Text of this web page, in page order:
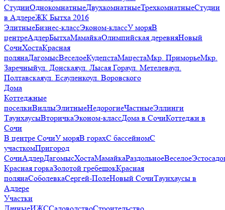
СтудииОднокомнатныеДвухкомнатныеТрехкомнатныеСтудии
в АдлереЖК Бытха 2016
ЭлитныеБизнес-классЭконом-классУ моряВ
центреАдлерБытхаМамайкаОлимпийская деревняНовый
СочиХостаКрасная
полянаДагомысВеселоеКудепстаМацестаМкр. ПриморьеМкр.
Заречныйул. Донскаяул. Лысая Гораул. Метелеваул.
Полтавскаяул. Есауленкоул. Воровского
Дома
Коттеджные
поселкиВиллыЭлитныеНедорогиеЧастныеЭллинги
ТаунхаусыВторичкаЭконом-классДома в СочиКоттеджи в
Сочи
В центре СочиУ моряВ горахС бассейномС
участкомПригород
СочиАдлерДагомысХостаМамайкаРаздольноеВеселое
Красная горкаЗолотой гребешокКрасная
полянаСоболевкаСергей-ПолеНовый СочиТаунхаусы в
Адлере
Участки